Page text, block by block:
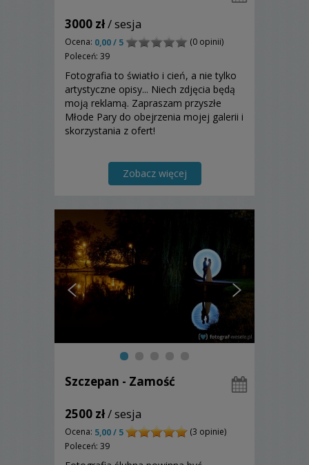
3000 zł/ sesja
Ocena: 0,00 / 5
(0 opinii)
Poleceń: 39
Fotografia to światło i cień, a nie tylko
artystyczne opisy... Niech zdjęcia będą
moją reklamą. Zapraszam przyszłe
Młode Pary do obejrzenia mojej galerii i
skorzystania z ofert!
Zobacz więcej
Szczepan - Zamość
2500 zł/ sesja
Ocena: 5,00 / 5
(3 opinie)
Poleceń: 39